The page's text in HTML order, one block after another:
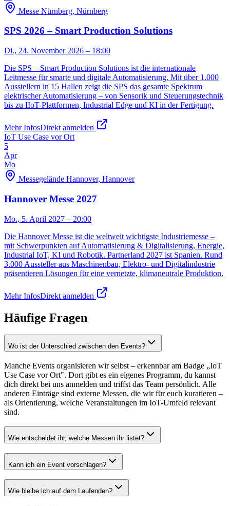
Messe Nürnberg, Nürnberg
SPS 2026 – Smart Production Solutions
Di., 24. November 2026 – 18:00
Die SPS – Smart Production Solutions ist die internationale
Leitmesse für smarte und digitale Automatisierung. Mit über 1.000
Ausstellern in 15 Hallen zeigt die SPS das gesamte Spektrum
elektrischer Automatisierung – von Sensorik und Steuerungstechnik
bis zu IIoT-Plattformen, Industrial Edge und KI in der Fertigung.
Mehr InfosDirekt anmelden
IoT Use Case vor Ort
5
Apr
Mo
Messegelände Hannover, Hannover
Hannover Messe 2027
Mo., 5. April 2027 – 20:00
Die Hannover Messe ist die weltweit wichtigste Industriemesse –
mit Schwerpunkten auf Automatisierung & Digitalisierung, Energie,
Industrial IoT, KI und Robotik. Partnerland 2027 ist Spanien. Rund
3.000 Aussteller aus Maschinenbau, Elektro- und Digitalindustrie
präsentieren Lösungen für eine vernetzte, klimaneutrale Produktion.
Mehr InfosDirekt anmelden
Häufige Fragen
Wo ist der Unterschied zwischen den Events?
Manche Events organisieren wir selbst – erkennbar am Badge „IoT
Use Case vor Ort". Dort gibt es ein eigenes Programm, du kannst
dich direkt bei uns anmelden und triffst das Team persönlich. Alle
anderen Einträge sind externe Messen, die wir für euch kuratieren –
als Orientierung, welche Veranstaltungen im IoT-Umfeld relevant
sind.
Wie entscheidet ihr, welche Messen ihr listet?
Kann ich ein Event vorschlagen?
Wie bleibe ich auf dem Laufenden?